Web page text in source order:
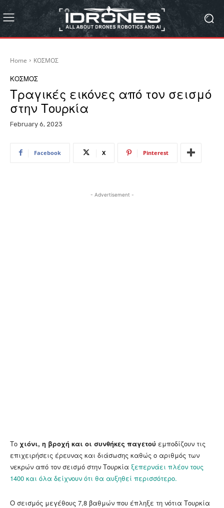
Home ΚΟΣΜΟΣ
ΚΟΣΜΟΣ
Τραγικές εικόνες από τον σεισμό
στην Τουρκία
February 6, 2023
Facebook X Pinterest
- Advertisement -
Το χιόνι, η βροχή και οι συνθήκες παγετού εμποδίζουν τις
επιχειρήσεις έρευνας και διάσωσης καθώς ο αριθμός των
νεκρών από τον σεισμό στην Τουρκία ξεπερνάει πλέον τους
1400 και όλα δείχνουν ότι θα αυξηθεί περισσότερο.
Ο σεισμός μεγέθους 7,8 βαθμών που έπληξε τη νότια Τουρκία